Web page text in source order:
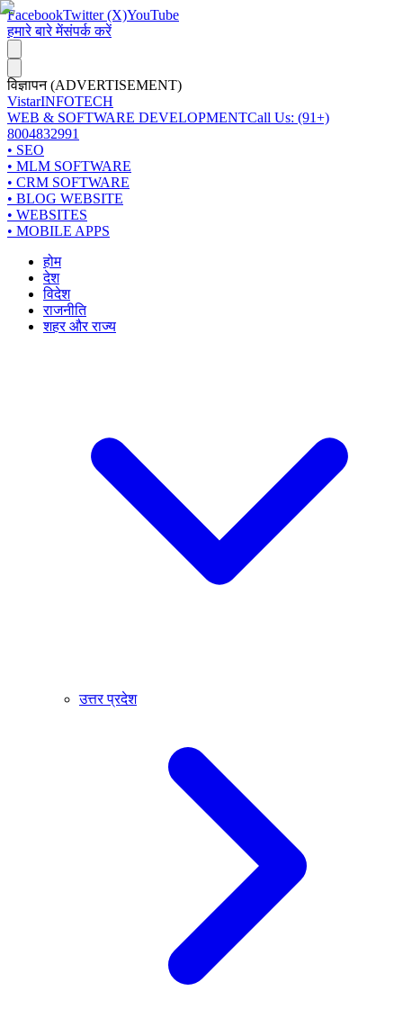
FacebookTwitter (X)YouTube
हमारे बारे मेंसंपर्क करें
विज्ञापन (ADVERTISEMENT)
VistarINFOTECH
WEB & SOFTWARE DEVELOPMENTCall Us: (91+)
8004832991
• SEO
• MLM SOFTWARE
• CRM SOFTWARE
• BLOG WEBSITE
• WEBSITES
• MOBILE APPS
होम
देश
विदेश
राजनीति
शहर और राज्य
उत्तर प्रदेश